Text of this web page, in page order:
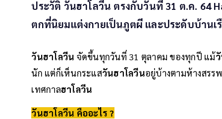
ประวัติ วันฮาโลวีน ตรงกับวันที่ 31 ต.ค. 64
ตกที่นิยมแต่งกายเป็นภูตผี และประดับบ้าน
วันฮาโลวีน จัดขึ้นทุกวันที่ 31 ตุลาคม ของทุกปี แม้
นัก แต่ก็เห็นกระแสวันฮาโลวีนอยู่บ้างตามห้างสรร
เทศกาลฮาโลวีน
วันฮาโลวีน คืออะไร ?